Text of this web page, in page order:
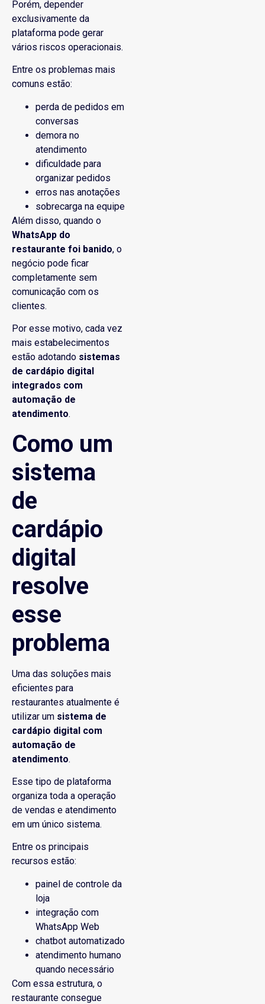
Porém, depender
exclusivamente da
plataforma pode gerar
vários riscos operacionais.
Entre os problemas mais
comuns estão:
perda de pedidos em
conversas
demora no
atendimento
dificuldade para
organizar pedidos
erros nas anotações
sobrecarga na equipe
Além disso, quando o
WhatsApp do
restaurante foi banido, o
negócio pode ficar
completamente sem
comunicação com os
clientes.
Por esse motivo, cada vez
mais estabelecimentos
estão adotando sistemas
de cardápio digital
integrados com
automação de
atendimento.
Como um
sistema
de
cardápio
digital
resolve
esse
problema
Uma das soluções mais
eficientes para
restaurantes atualmente é
utilizar um sistema de
cardápio digital com
automação de
atendimento.
Esse tipo de plataforma
organiza toda a operação
de vendas e atendimento
em um único sistema.
Entre os principais
recursos estão:
painel de controle da
loja
integração com
WhatsApp Web
chatbot automatizado
atendimento humano
quando necessário
Com essa estrutura, o
restaurante consegue